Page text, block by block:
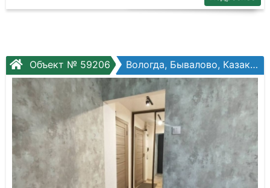
Объект № 59206 Вологда, Бывалово, Казакова ул, №8а